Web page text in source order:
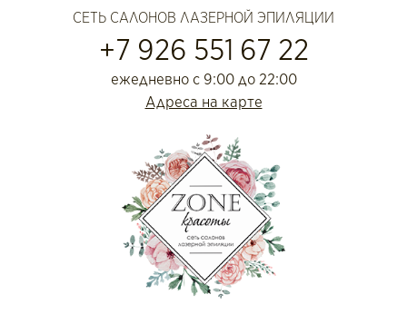
СЕТЬ САЛОНОВ ЛАЗЕРНОЙ ЭПИЛЯЦИИ
+7 926 551 67 22
ежедневно с 9:00 до 22:00
Адреса на карте